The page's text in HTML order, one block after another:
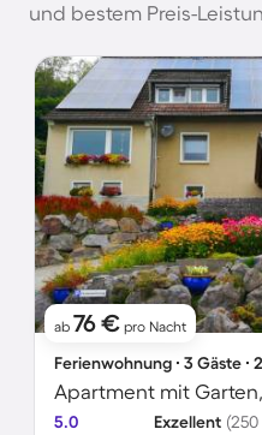
und bestem Preis-
ab 76 € pro Nacht
Ferienwohnung ∙ 3 Gäste ∙
5.0 Exzellent